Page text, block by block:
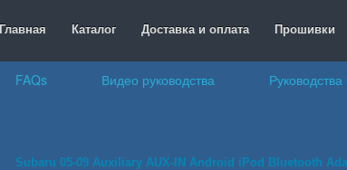
Главная Каталог Доставка и оплата Прошивки
FAQs Видео руководства
Subaru 05-09 Auxiliary AUX-IN Android iPod Bluetooth